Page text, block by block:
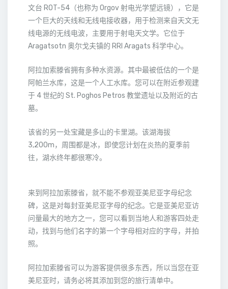
文台 ROT-54（也称为 Orgov 射电光学望远镜），它是
一个巨大的天线和无线电接收器，用于检测来自天文无
线电源的无线电波，主要用于射电天文学。它位于
Aragatsotn 奥尔戈夫镇的 RRI Aragats 科学中心。
阿拉加索滕省拥有多种水资源。其中最被低估的一个是
阿帕兰水库，这是一个人工水库。您可以在附近参观建
于 4 世纪的 St. Poghos Petros 教堂遗址以及附近的古
墓。
该省的另一处宝藏是多山的卡里湖。该湖海拔
3,200m，周围都是冰，即使您计划在炎热的夏季前
往，湖水终年都很寒冷。
来到阿拉加索滕省，就不能不参观亚美尼亚字母纪念
碑，这是对每封亚美尼亚字母的纪念。它是亚美尼亚访
问量最大的地方之一，您可以看到当地人和游客四处走
动，找到与他们名字的第一个字母相对应的字母，并拍
照。
阿拉加索滕省可以为游客提供很多东西，所以当您在亚
美尼亚时，请务必将其添加到您的旅行清单中。